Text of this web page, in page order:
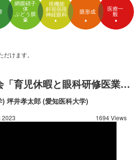
網膜硝子
体
ぶどう膜
炎
視機能
斜視弱視
神経眼科
眼形成
医療一
般
けます。
朝まで勝手に勉強会「育児休暇と眼科研修医業績の関連性」
) 坪井孝太郎 (愛知医科大学)
2023 1694 Views